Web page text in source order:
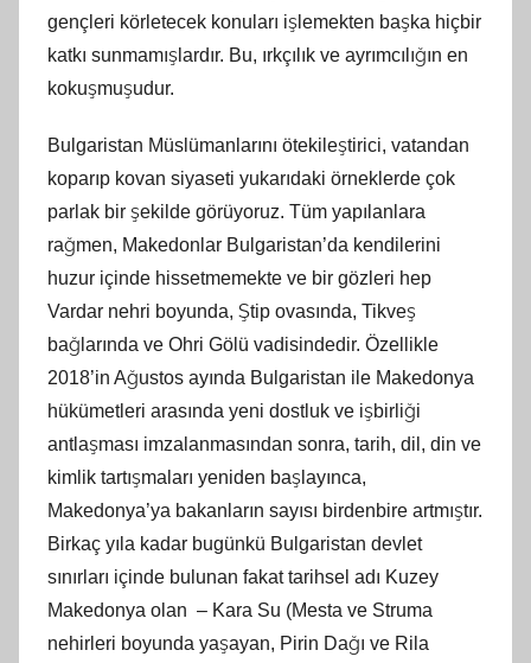
gençleri körletecek konuları işlemekten başka hiçbir
katkı sunmamışlardır. Bu, ırkçılık ve ayrımcılığın en
kokuşmuşudur.
Bulgaristan Müslümanlarını ötekileştirici, vatandan
koparıp kovan siyaseti yukarıdaki örneklerde çok
parlak bir şekilde görüyoruz. Tüm yapılanlara
rağmen, Makedonlar Bulgaristan’da kendilerini
huzur içinde hissetmemekte ve bir gözleri hep
Vardar nehri boyunda, Ştip ovasında, Tikveş
bağlarında ve Ohri Gölü vadisindedir. Özellikle
2018’in Ağustos ayında Bulgaristan ile Makedonya
hükümetleri arasında yeni dostluk ve işbirliği
antlaşması imzalanmasından sonra, tarih, dil, din ve
kimlik tartışmaları yeniden başlayınca,
Makedonya’ya bakanların sayısı birdenbire artmıştır.
Birkaç yıla kadar bugünkü Bulgaristan devlet
sınırları içinde bulunan fakat tarihsel adı Kuzey
Makedonya olan – Kara Su (Mesta ve Struma
nehirleri boyunda yaşayan, Pirin Dağı ve Rila